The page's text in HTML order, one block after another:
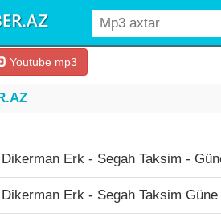
Youtube mp3
Erk - Segah Taksim -
Erk - Segah Taksim